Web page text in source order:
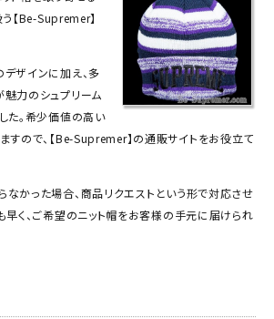
us
【Be-Supremer】
ザインに加え、多
力のシュプリーム
た。希少価値の高い
すので、【Be-Supremer】の通販サイトをお役立て
かった場合、商品リクエストという形で対応させ
早く、ご希望のニット帽をお客様の手元に届けられ